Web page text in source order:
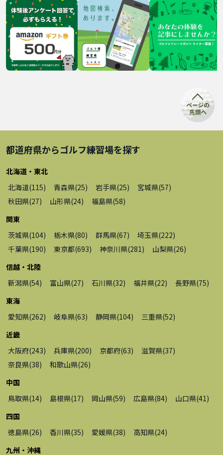
都道府県からゴルフ練習場を探す
北海道・東北
北海道(115) 青森県(25) 岩手県(25) 宮城県(57)
秋田県(27) 山形県(24) 福島県(58)
関東
茨城県(104) 栃木県(80) 群馬県(67) 埼玉県(222)
千葉県(190) 東京都(693) 神奈川県(281 ) 山梨県(26)
信越・北陸
新潟県(54) 富山県(27) 石川県(32) 福井県(22) 長野県(75)
東海
愛知県(262) 岐阜県(63) 静岡県(104) 三重県(52)
近畿
大阪府(243) 兵庫県(200) 京都府(63) 滋賀県(37)
奈良県(38) 和歌山県(26)
中国
鳥取県(14) 島根県(17) 岡山県(59) 広島県(84) 山口県(41 )
四国
徳島県(26) 香川県(35) 愛媛県(38) 高知県(24)
九州・沖縄